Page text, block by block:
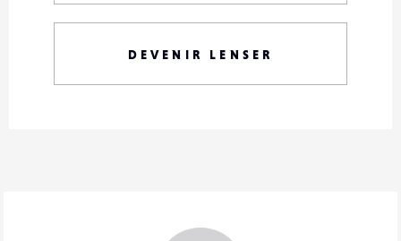
DEVENIR LENSER